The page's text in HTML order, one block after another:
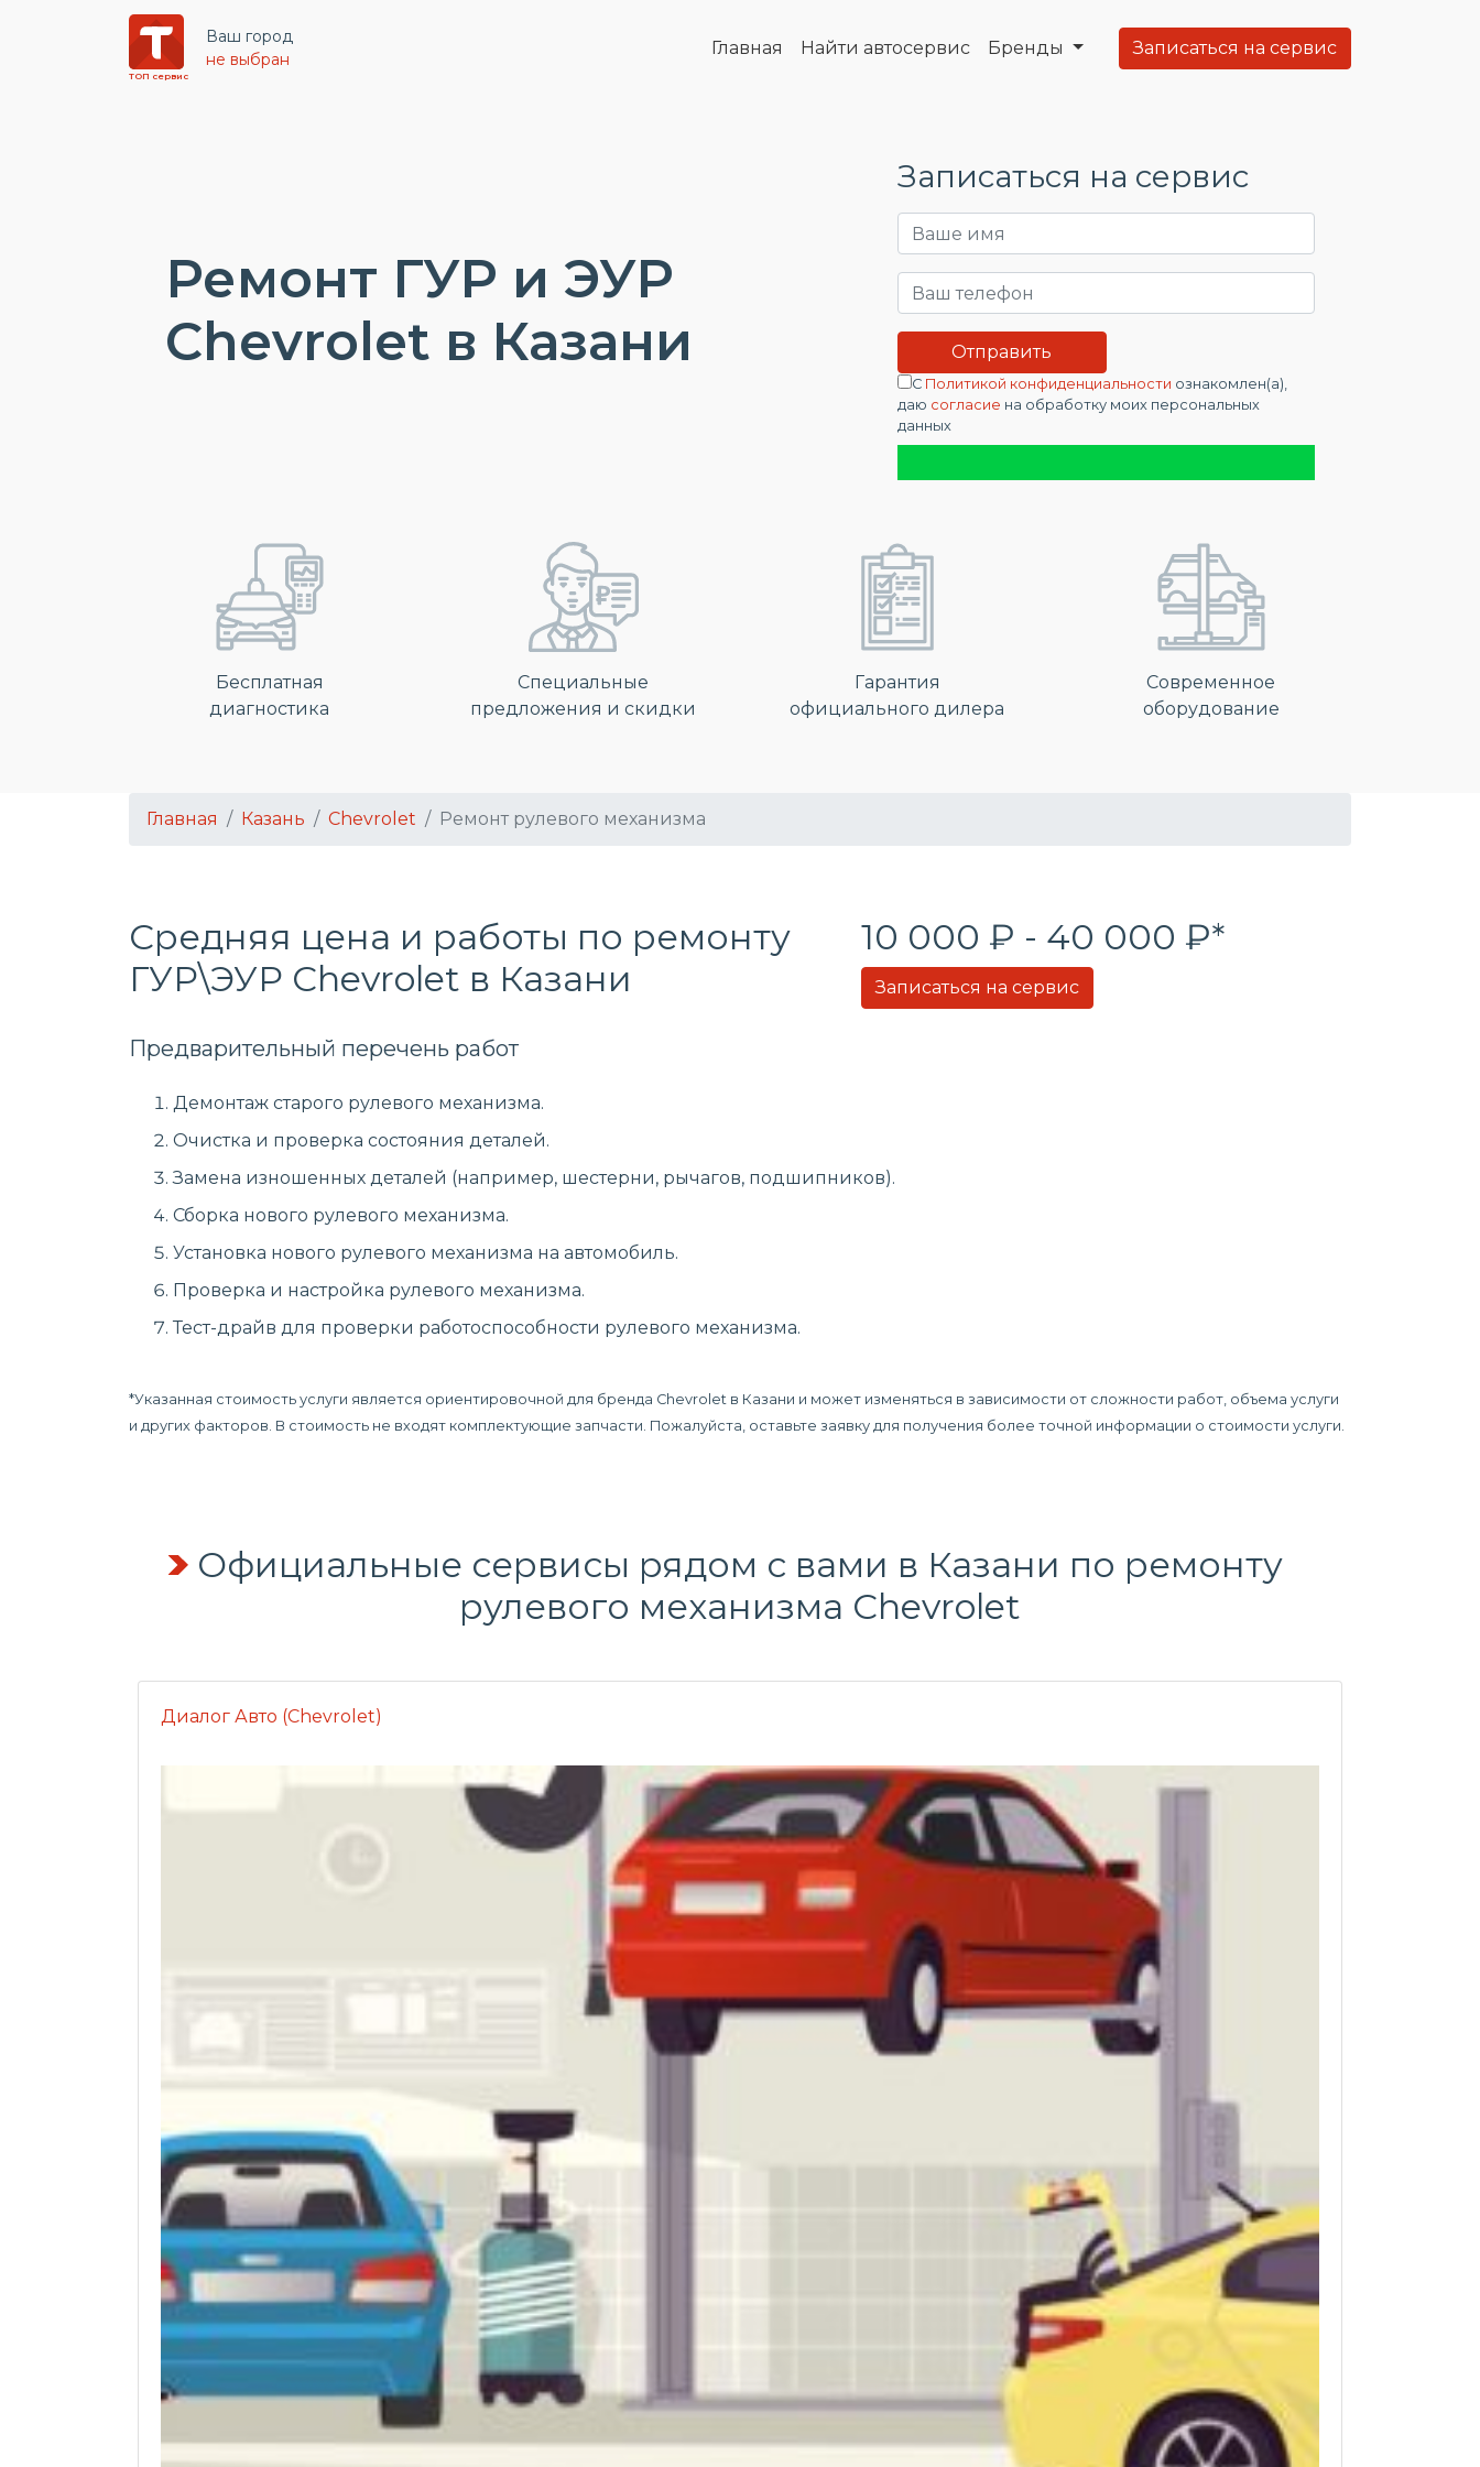
ТОП сервис
Ваш город
не выбран
Главная Найти автосервис Бренды Записаться на сервис
Ремонт ГУР и ЭУР
Chevrolet в Казани
Записаться на сервис
С Политикой конфиденциальности ознакомлен(а),
даю согласие на обработку моих персональных
данных
Бесплатная
диагностика
Специальные
предложения и скидки
Гарантия
официального дилера
Современное
оборудование
Главная Казань Chevrolet Ремонт рулевого механизма
Средняя цена и работы по ремонту
ГУР\ЭУР Chevrolet в Казани
10 000 ₽ - 40 000 ₽*
Записаться на сервис
Предварительный перечень работ
Демонтаж старого рулевого механизма.
Очистка и проверка состояния деталей.
Замена изношенных деталей (например, шестерни, рычагов, подшипников).
Сборка нового рулевого механизма.
Установка нового рулевого механизма на автомобиль.
Проверка и настройка рулевого механизма.
Тест-драйв для проверки работоспособности рулевого механизма.
*Указанная стоимость услуги является ориентировочной для бренда Chevrolet в Казани и может изменяться в зависимости от сложности работ, объема услуги
и других факторов. В стоимость не входят комплектующие запчасти. Пожалуйста, оставьте заявку для получения более точной информации о стоимости услуги.
Официальные сервисы рядом с вами в Казани по ремонту
рулевого механизма Chevrolet
Диалог Авто (Chevrolet)